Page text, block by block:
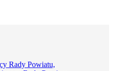
Rady Powiatu,